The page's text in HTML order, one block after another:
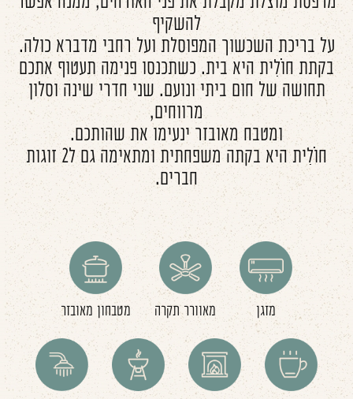
להשקיף
על בריכת השכשוך המפוסלת ועל רחבי מדברא כולה.
בקתת חוֹלִית היא בית. כשתכנסו פנימה תעטוף אתכם
תחושה של חום ביתי ונועם. שני חדרי שינה וסלון
מרווחים,
ומטבח מאובזר ינעימו את שהותכם.
חוֹלִית היא בקתה משפחתית ומתאימה גם ל2 זוגות
חברים.
מזגן מאוורר תקרה מטבחון מאובזר